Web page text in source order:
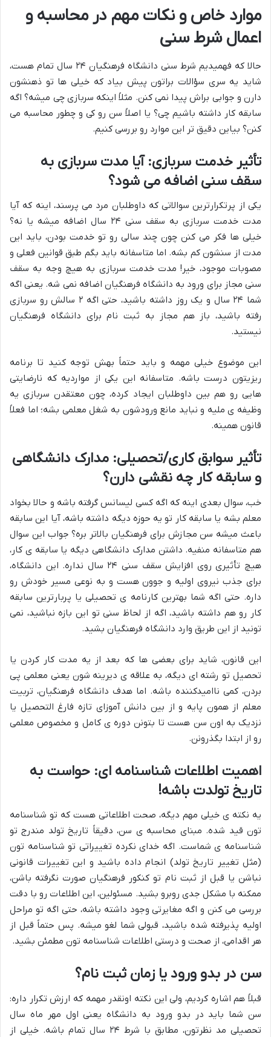
موارد خاص و نکات مهم در محاسبه و
اعمال شرط سنی
حالا که فهمیدیم شرط سنی دانشگاه فرهنگیان ۲۴ سال تمام هست،
شاید یه سری سؤالات براتون پیش بیاد که خیلی ها تو ذهنشون
دارن و جوابی براش پیدا نمی کنن. مثلاً اینکه سربازی چی میشه؟ اگه
سابقه کار داشته باشیم چی؟ یا اصلاً سن رو کی و چطور محاسبه می
کنن؟ بیاین دقیق تر این موارد رو بررسی کنیم.
تأثیر خدمت سربازی: آیا مدت سربازی به
سقف سنی اضافه می شود؟
یکی از پرتکرارترین سوالاتی که داوطلبان مرد می پرسند، اینه که آیا
مدت خدمت سربازی به سقف سنی ۲۴ سال اضافه میشه یا نه؟
خیلی ها فکر می کنن چون چند سالی رو تو خدمت بودن، باید این
مدت از سنشون کم بشه. اما متاسفانه باید بگم طبق قوانین فعلی و
مصوبات موجود، خیر! مدت خدمت سربازی به هیچ وجه به سقف
سنی مجاز برای ورود به دانشگاه فرهنگیان اضافه نمی شه. یعنی اگه
شما ۲۴ سال و یک روز داشته باشید، حتی اگه ۲ سالش رو سربازی
رفته باشید، باز هم مجاز به ثبت نام برای دانشگاه فرهنگیان
نیستید.
این موضوع خیلی مهمه و باید حتماً بهش توجه کنید تا برنامه
ریزیتون درست باشه. متاسفانه این یکی از مواردیه که نارضایتی
هایی رو هم بین داوطلبان ایجاد کرده، چون معتقدن سربازی یه
وظیفه ی ملیه و نباید مانع ورودشون به شغل معلمی بشه؛ اما فعلاً
قانون همینه.
تأثیر سوابق کاری/تحصیلی: مدارک دانشگاهی
و سابقه کار چه نقشی دارن؟
خب، سوال بعدی اینه که اگه کسی لیسانس گرفته باشه و حالا بخواد
معلم بشه یا سابقه کار تو یه حوزه دیگه داشته باشه، آیا این سابقه
باعث میشه سن مجازش برای فرهنگیان بالاتر بره؟ جواب این سوال
هم متاسفانه منفیه. داشتن مدارک دانشگاهی دیگه یا سابقه ی کار،
هیچ تأثیری روی افزایش سقف سنی ۲۴ سال نداره. این دانشگاه،
برای جذب نیروی اولیه و جوون هست و به نوعی مسیر خودش رو
داره. حتی اگه شما بهترین کارنامه ی تحصیلی یا پربارترین سابقه
کار رو هم داشته باشید، اگه از لحاظ سنی تو این بازه نباشید، نمی
تونید از این طریق وارد دانشگاه فرهنگیان بشید.
این قانون، شاید برای بعضی ها که بعد از یه مدت کار کردن یا
تحصیل تو رشته ای دیگه، به علاقه ی دیرینه شون یعنی معلمی پی
بردن، کمی ناامیدکننده باشه. اما هدف دانشگاه فرهنگیان، تربیت
معلم از همون پایه و از بین دانش آموزای تازه فارغ التحصیل یا
نزدیک به اون سن هست تا بتونن دوره ی کامل و مخصوص معلمی
رو از ابتدا بگذرونن.
اهمیت اطلاعات شناسنامه ای: حواست به
تاریخ تولدت باشه!
یه نکته ی خیلی مهم دیگه، صحت اطلاعاتی هست که تو شناسنامه
تون قید شده. مبنای محاسبه ی سن، دقیقاً تاریخ تولد مندرج تو
شناسنامه ی شماست. اگه خدای نکرده تغییراتی تو شناسنامه تون
(مثل تغییر تاریخ تولد) انجام داده باشید و این تغییرات قانونی
نباشن یا قبل از ثبت نام تو کنکور فرهنگیان صورت نگرفته باشن،
ممکنه با مشکل جدی روبرو بشید. مسئولین، این اطلاعات رو با دقت
بررسی می کنن و اگه مغایرتی وجود داشته باشه، حتی اگه تو مراحل
اولیه پذیرفته شده باشید، قبولی شما لغو میشه. پس حتماً قبل از
هر اقدامی، از صحت و درستی اطلاعات شناسنامه تون مطمئن بشید.
سن در بدو ورود یا زمان ثبت نام؟
قبلاً هم اشاره کردیم، ولی این نکته اونقدر مهمه که ارزش تکرار داره:
سن شما باید در بدو ورود به دانشگاه یعنی اول مهر ماه سال
تحصیلی مد نظرتون، مطابق با شرط ۲۴ سال تمام باشه. خیلی از